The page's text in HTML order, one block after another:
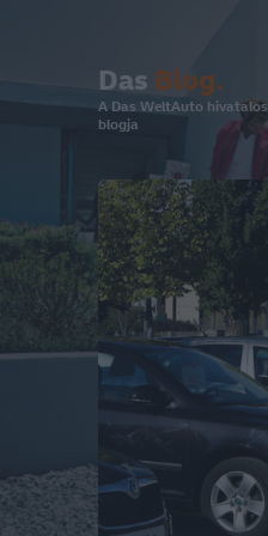
Das Blog.
A Das WeltAuto hivatalos
blogja